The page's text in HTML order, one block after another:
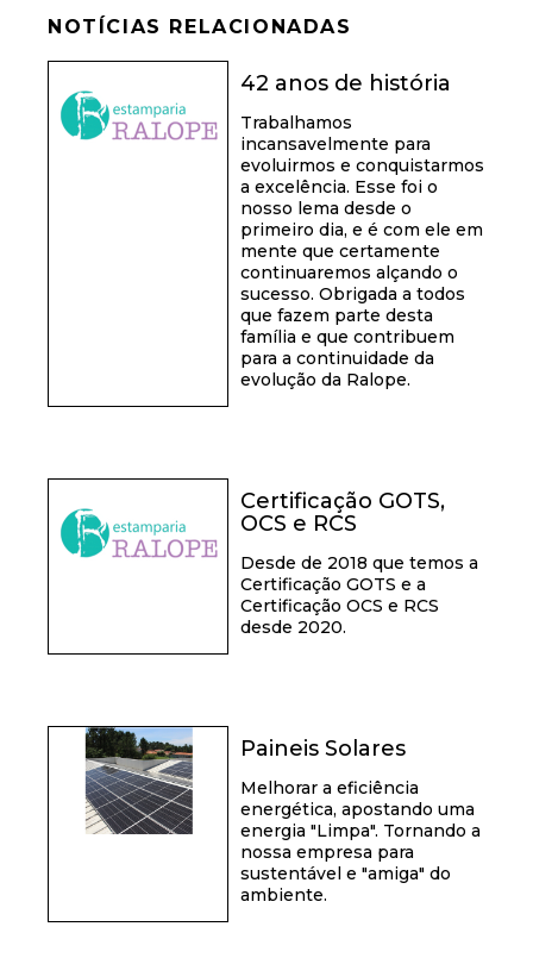
NOTÍCIAS RELACIONADAS
42 anos de história
Trabalhamos
incansavelmente para
evoluirmos e conquistarmos
a excelência. Esse foi o
nosso lema desde o
primeiro dia, e é com ele em
mente que certamente
continuaremos alçando o
sucesso. Obrigada a todos
que fazem parte desta
família e que contribuem
para a continuidade da
evolução da Ralope.
Certificação GOTS,
OCS e RCS
Desde de 2018 que temos a
Certificação GOTS e a
Certificação OCS e RCS
desde 2020.
Paineis Solares
Melhorar a eficiência
energética, apostando uma
energia "Limpa". Tornando a
nossa empresa para
sustentável e "amiga" do
ambiente.